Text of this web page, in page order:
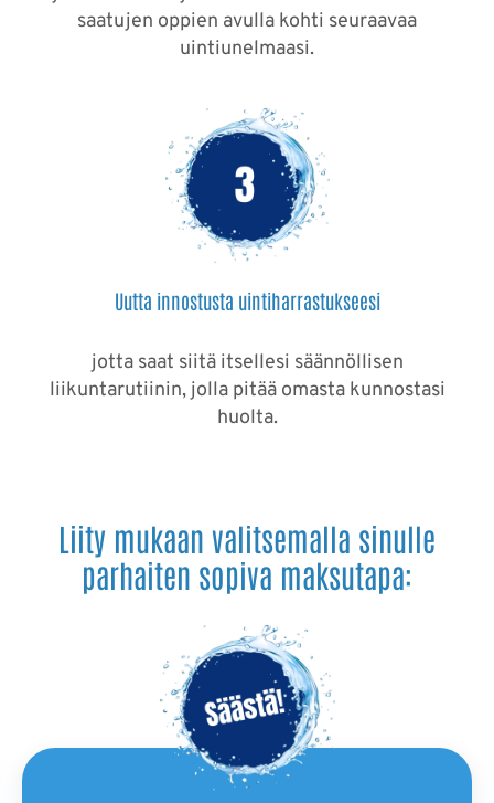
saatujen oppien avulla kohti seuraavaa
uintiunelmaasi.
Uutta innostusta uintiharrastukseesi
jotta saat siitä itsellesi säännöllisen
liikuntarutiinin, jolla pitää omasta kunnostasi
huolta.
Liity mukaan valitsemalla sinulle
parhaiten sopiva maksutapa: